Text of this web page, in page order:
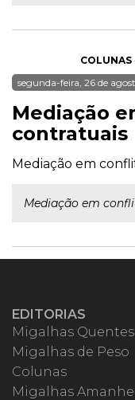
segunda-feira, 26 de
Mediação
contratuais
Mediação em
Mediação em
EDITORIAS
Migalhas Quentes
Migalhas de Peso
Colunas
Migalhas